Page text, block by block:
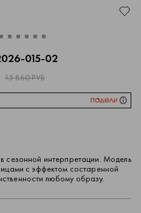
015-02
15 860 РУБ
сезонной интерпретации. Модель
с эффектом состаренной
любому образу.